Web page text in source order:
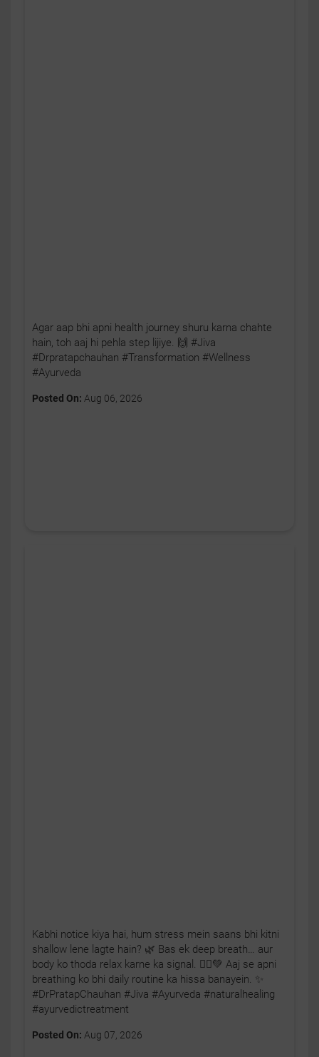
Kabhi notice kiya hai, hum stress mein saans bhi kitni
shallow lene lagte hain? 🌿 Bas ek deep breath… aur
body ko thoda relax karne ka signal. 🧘‍♂️💚 Aaj se apni
breathing ko bhi daily routine ka hissa banayein. ✨
#DrPratapChauhan #Jiva #Ayurveda #naturalhealing
#ayurvedictreatment
Posted On: Aug 07, 2026
Agar aap bhi apni health journey shuru karna chahte
hain, toh aaj hi pehla step lijiye. 🙌 #Jiva
#Drpratapchauhan #Transformation #Wellness
#Ayurveda
Posted On: Aug 06, 2026